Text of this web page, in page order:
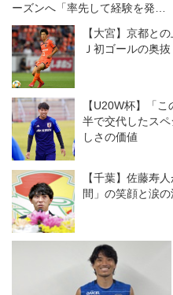
ーズンへ「率先して経験を発揮
したい」
【大宮】京都と
Ｊ初ゴールの奥
【U20W杯】「
半で交代したス
しさの価値
【千葉】佐藤寿
間」の笑顔と涙